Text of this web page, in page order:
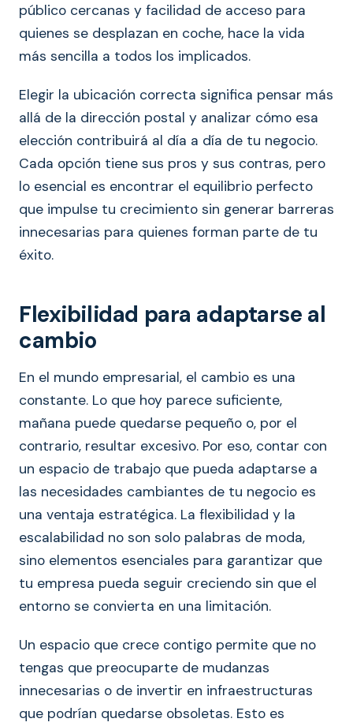
público cercanas y facilidad de acceso para
quienes se desplazan en coche, hace la vida
más sencilla a todos los implicados.
Elegir la ubicación correcta significa pensar más
allá de la dirección postal y analizar cómo esa
elección contribuirá al día a día de tu negocio.
Cada opción tiene sus pros y sus contras, pero
lo esencial es encontrar el equilibrio perfecto
que impulse tu crecimiento sin generar barreras
innecesarias para quienes forman parte de tu
éxito.
Flexibilidad para adaptarse al
cambio
En el mundo empresarial, el cambio es una
constante. Lo que hoy parece suficiente,
mañana puede quedarse pequeño o, por el
contrario, resultar excesivo. Por eso, contar con
un espacio de trabajo que pueda adaptarse a
las necesidades cambiantes de tu negocio es
una ventaja estratégica. La flexibilidad y la
escalabilidad no son solo palabras de moda,
sino elementos esenciales para garantizar que
tu empresa pueda seguir creciendo sin que el
entorno se convierta en una limitación.
Un espacio que crece contigo permite que no
tengas que preocuparte de mudanzas
innecesarias o de invertir en infraestructuras
que podrían quedarse obsoletas. Esto es